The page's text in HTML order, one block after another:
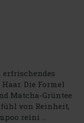
Die Formel
Matcha-Grüntee
von Reinheit,
reini ...